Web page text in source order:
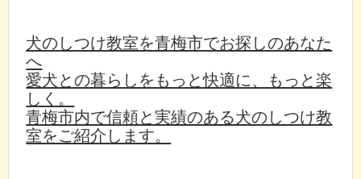
犬のしつけ教室を青梅市でお探しのあなた
へ
愛犬との暮らしをもっと快適に、もっと楽
しく。
青梅市内で信頼と実績のある犬のしつけ教
室をご紹介します。